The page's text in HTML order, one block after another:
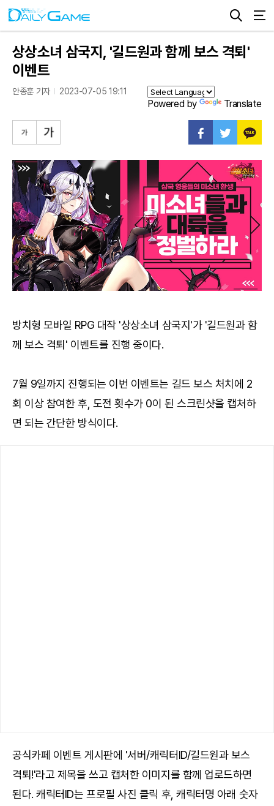
상상소녀 삼국지, '길드원과 함께 보스 격퇴'
이벤트
안종훈 기자 2023-07-05 19:11
Powered by Translate
방치형 모바일 RPG 대작 '상상소녀 삼국지'가 '길드원과 함
께 보스 격퇴' 이벤트를 진행 중이다.
7월 9일까지 진행되는 이번 이벤트는 길드 보스 처치에 2
회 이상 참여한 후, 도전 횟수가 0이 된 스크린샷을 캡처하
면 되는 간단한 방식이다.
공식카페 이벤트 게시판에 '서버/캐릭터ID/길드원과 보스
격퇴!'라고 제목을 쓰고 캡처한 이미지를 함께 업로드하면
된다. 캐릭터ID는 프로필 사진 클릭 후, 캐릭터명 아래 숫자